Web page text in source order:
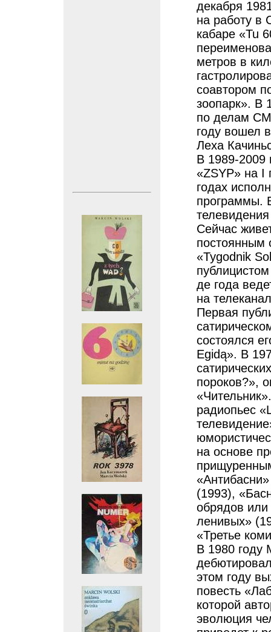
декабря
на работу в
кабаре «Tu
метров в
соавтором
зоопарк». В
по делам
году вошел
Леха
В 1989-2009
«ZSYP» на I
годах
программы.
Сейчас
постоянным
«Tygodnik
де года
на
Первая
состоялся
Egidą». В
пороков?»,
радиопьес
на основе
(1993),
обрядов
ленивых»
«Третье
В 1980 году
этом году
повесть
которой
эволюция